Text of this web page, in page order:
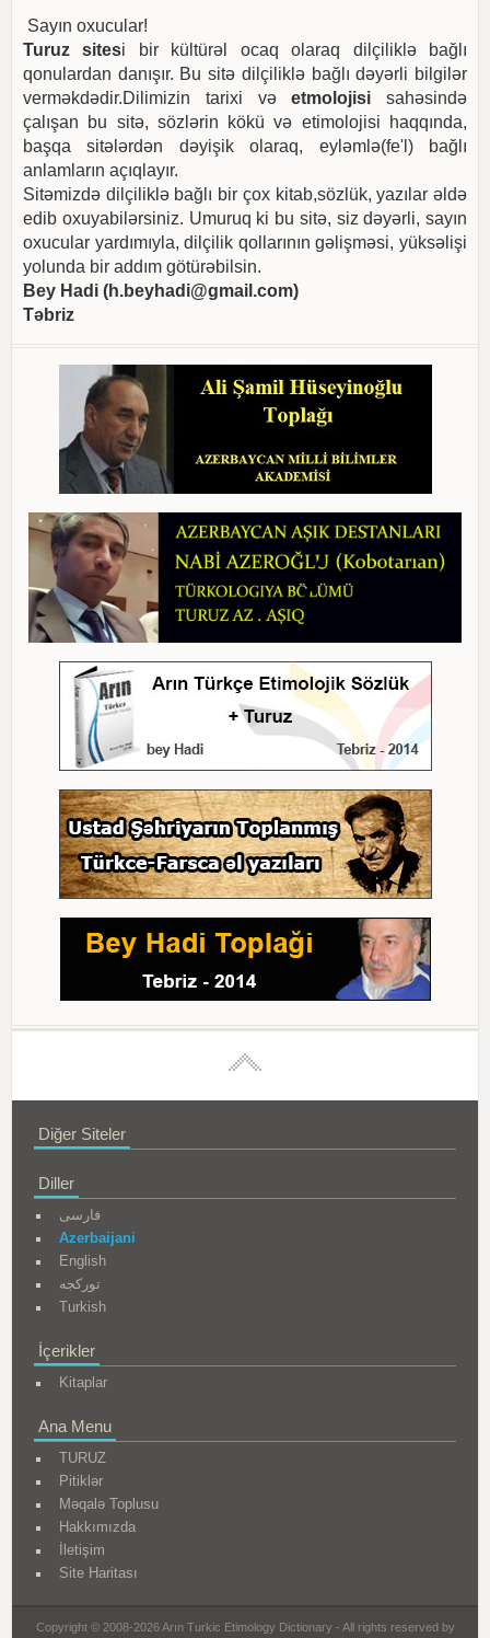
Sayın oxucular!
Turuz sitesi bir kültürəl ocaq olaraq dilçiliklə bağlı
qonulardan danışır. Bu sitə dilçiliklə bağlı dəyərli bilgilər
verməkdədir.Dilimizin tarixi vəetmolojisi sahəsində
çalışan bu sitə, sözlərin kökü və etimolojisi haqqında,
başqa sitələrdən dəyişik olaraq, eyləmlə(fe'l) bağlı
anlamların açıqlayır.
Sitəmizdə dilçiliklə bağlı bir çox kitab,sözlük, yazılar əldə
edib oxuyabilərsiniz. Umuruq ki bu sitə, siz dəyərli, sayın
oxucular yardımıyla, dilçilik qollarının gəlişməsi, yüksəlişi
yolunda bir addım götürəbilsin.
Bey Hadi (h.beyhadi@gmail.com)
Təbriz
Diğer Siteler
Diller
فارسی
Azerbaijani
English
تورکجه
Turkish
İçerikler
Kitaplar
Ana Menu
TURUZ
Pitiklər
Məqalə Toplusu
Hakkımızda
İletişim
Site Haritası
Copyright © 2008-2026 Arın Turkic Etimology Dictionary - All rights reserved by